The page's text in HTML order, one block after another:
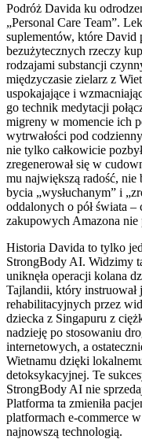
Podróż Davida ku
„Personal Care Team”.
suplementów, które David
bezużytecznych rzeczy
rodzajami substancji
międzyczasie zielarz z
uspokajające i
go technik medytacji
migreny w momencie ich
wytrwałości pod
nie tylko całkowicie
zregenerował się w
mu największą radość, nie
bycia „wysłuchanym” i
oddalonych o pół świata –
zakupowych Amazona nie
Historia Davida to tylko
StrongBody AI. Widzimy
uniknęła operacji kolana
Tajlandii, który instruował
rehabilitacyjnych przez
dziecka z Singapuru z
nadzieję po stosowaniu
internetowych, a
Wietnamu dzięki
detoksykacyjnej. Te
StrongBody AI nie
Platforma ta zmieniła
platformach e-commerce
najnowszą technologią.